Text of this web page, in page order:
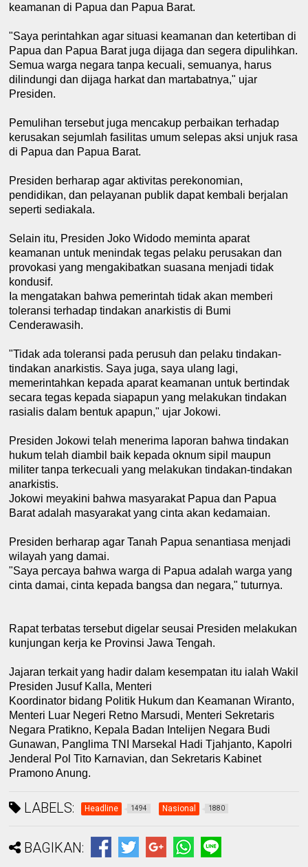
keamanan di Papua dan Papua Barat.
"Saya perintahkan agar situasi keamanan dan ketertiban di
Papua dan Papua Barat juga dijaga dan segera dipulihkan.
Semua warga negara tanpa kecuali, semuanya, harus
dilindungi dan dijaga harkat dan martabatnya," ujar
Presiden.
Pemulihan tersebut juga mencakup perbaikan terhadap
kerusakan sejumlah fasilitas umum selepas aksi unjuk rasa
di Papua dan Papua Barat.
Presiden berharap agar aktivitas perekonomian,
pendidikan, dan pelayanan publik dapat kembali berjalan
seperti sediakala.
Selain itu, Presiden Joko Widodo meminta aparat
keamanan untuk menindak tegas pelaku perusakan dan
provokasi yang mengakibatkan suasana menjadi tidak
kondusif.
Ia mengatakan bahwa pemerintah tidak akan memberi
toleransi terhadap tindakan anarkistis di Bumi
Cenderawasih.
"Tidak ada toleransi pada perusuh dan pelaku tindakan-
tindakan anarkistis. Saya juga, saya ulang lagi,
memerintahkan kepada aparat keamanan untuk bertindak
secara tegas kepada siapapun yang melakukan tindakan
rasialis dalam bentuk apapun," ujar Jokowi.
Presiden Jokowi telah menerima laporan bahwa tindakan
hukum telah diambil baik kepada oknum sipil maupun
militer tanpa terkecuali yang melakukan tindakan-tindakan
anarkistis.
Jokowi meyakini bahwa masyarakat Papua dan Papua
Barat adalah masyarakat yang cinta akan kedamaian.
Presiden berharap agar Tanah Papua senantiasa menjadi
wilayah yang damai.
"Saya percaya bahwa warga di Papua adalah warga yang
cinta damai, cinta kepada bangsa dan negara," tuturnya.
Rapat terbatas tersebut digelar seusai Presiden melakukan
kunjungan kerja ke Provinsi Jawa Tengah.
Jajaran terkait yang hadir dalam kesempatan itu ialah Wakil
Presiden Jusuf Kalla, Menteri
Koordinator bidang Politik Hukum dan Keamanan Wiranto,
Menteri Luar Negeri Retno Marsudi, Menteri Sekretaris
Negara Pratikno, Kepala Badan Intelijen Negara Budi
Gunawan, Panglima TNI Marsekal Hadi Tjahjanto, Kapolri
Jenderal Pol Tito Karnavian, dan Sekretaris Kabinet
Pramono Anung.
LABELS: Headline 1494 Nasional 1880
BAGIKAN: